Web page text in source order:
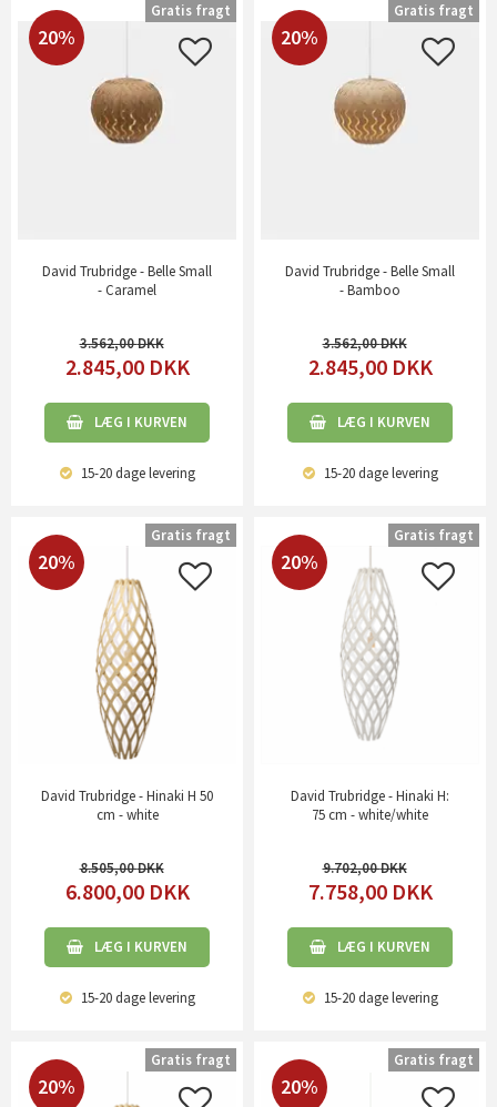
20%
David Trubridge - Belle Small
- Caramel
3.562,00
2.845,00 DKK
LÆG I KURVEN
15-20 dagelevering
Gratis fragt
20%
David Trubridge - Belle Small
- Bamboo
3.562,00
2.845,00 DKK
LÆG I KURVEN
15-20 dagelevering
Gratis fragt
20%
David Trubridge - Hinaki H 50
cm - white
8.505,00
6.800,00 DKK
LÆG I KURVEN
15-20 dagelevering
Gratis fragt
20%
David Trubridge - Hinaki H:
75 cm - white/white
9.702,00
7.758,00 DKK
LÆG I KURVEN
15-20 dagelevering
Gratis fragt
20%
Gratis fragt
20%
Gratis fragt